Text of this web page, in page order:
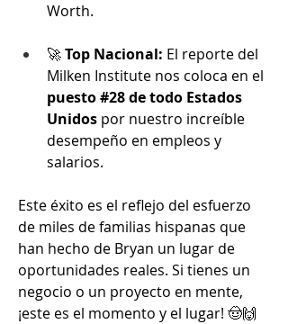
Worth.
🚀 Top Nacional: El reporte del
puesto #28 de todo Estados
Unidos por nuestro increíble
desempeño en empleos y
salarios.
Este éxito es el reflejo del esfuerzo
de miles de familias hispanas que
han hecho de Bryan un lugar de
oportunidades reales. Si tienes un
negocio o un proyecto en mente,
¡este es el momento y el lugar! 🤠🙌